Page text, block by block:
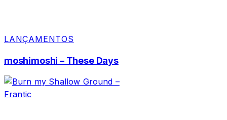
LANÇAMENTOS
moshimoshi – These Days